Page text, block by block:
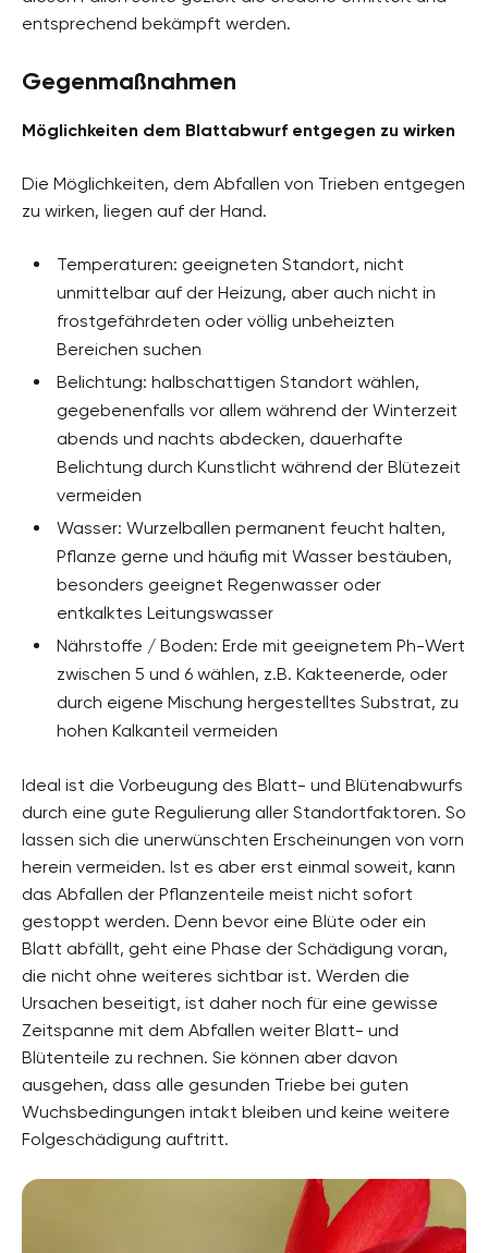
entsprechend bekämpft werden.
Gegenmaßnahmen
Möglichkeiten dem Blattabwurf entgegen zu wirken
Die Möglichkeiten, dem Abfallen von Trieben entgegen
zu wirken, liegen auf der Hand.
Temperaturen: geeigneten Standort, nicht
unmittelbar auf der Heizung, aber auch nicht in
frostgefährdeten oder völlig unbeheizten
Bereichen suchen
Belichtung: halbschattigen Standort wählen,
gegebenenfalls vor allem während der Winterzeit
abends und nachts abdecken, dauerhafte
Belichtung durch Kunstlicht während der Blütezeit
vermeiden
Wasser: Wurzelballen permanent feucht halten,
Pflanze gerne und häufig mit Wasser bestäuben,
besonders geeignet Regenwasser oder
entkalktes Leitungswasser
Nährstoffe / Boden: Erde mit geeignetem Ph-Wert
zwischen 5 und 6 wählen, z.B. Kakteenerde, oder
durch eigene Mischung hergestelltes Substrat, zu
hohen Kalkanteil vermeiden
Ideal ist die Vorbeugung des Blatt- und Blütenabwurfs
durch eine gute Regulierung aller Standortfaktoren. So
lassen sich die unerwünschten Erscheinungen von vorn
herein vermeiden. Ist es aber erst einmal soweit, kann
das Abfallen der Pflanzenteile meist nicht sofort
gestoppt werden. Denn bevor eine Blüte oder ein
Blatt abfällt, geht eine Phase der Schädigung voran,
die nicht ohne weiteres sichtbar ist. Werden die
Ursachen beseitigt, ist daher noch für eine gewisse
Zeitspanne mit dem Abfallen weiter Blatt- und
Blütenteile zu rechnen. Sie können aber davon
ausgehen, dass alle gesunden Triebe bei guten
Wuchsbedingungen intakt bleiben und keine weitere
Folgeschädigung auftritt.